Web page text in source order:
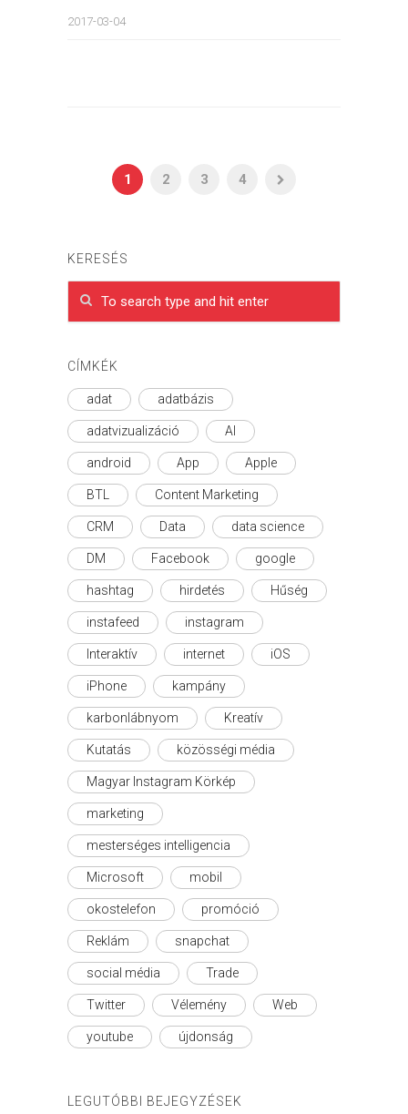
2017-03-04
1 2 3 4
KERESÉS
CÍMKÉK
adat adatbázis
adatvizualizáció AI
android App Apple
BTL Content Marketing
CRM Data data science
DM Facebook google
hashtag hirdetés Hűség
instafeed instagram
Interaktív internet iOS
iPhone kampány
karbonlábnyom Kreatív
Kutatás közösségi média
Magyar Instagram Körkép
marketing
mesterséges intelligencia
Microsoft mobil
okostelefon promóció
Reklám snapchat
social média Trade
Twitter Vélemény Web
youtube újdonság
LEGUTÓBBI BEJEGYZÉSEK